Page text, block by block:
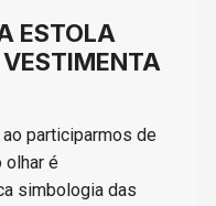
ESTOLA
participarmos de
olhar é
simbologia das